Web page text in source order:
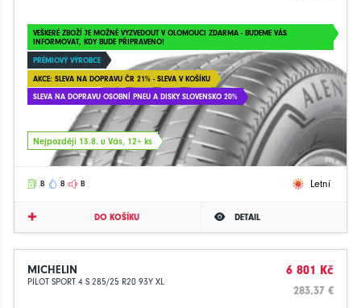
VEŠKERÉ ZBOŽÍ JE MOŽNÉ VYZVEDOUT V OLOMOUCI ZDARMA - BUDEME VÁS
INFORMOVAT, KDY BUDE PŘIPRAVENO!
PRÉMIOVÝ VÝROBCE
AKCE: SLEVA NA DOPRAVU ČR 21% - SLEVA V KOŠÍKU
SLEVA NA DOPRAVU OSOBNÍ PNEU A DISKY SLOVENSKO 20%
Nejpozději 13.8. u Vás, 12+ ks
B B B Letní
DO KOŠÍKU DETAIL
MICHELIN
PILOT SPORT 4 S 285/25 R20 93Y XL
6 801 Kč
283.37 €